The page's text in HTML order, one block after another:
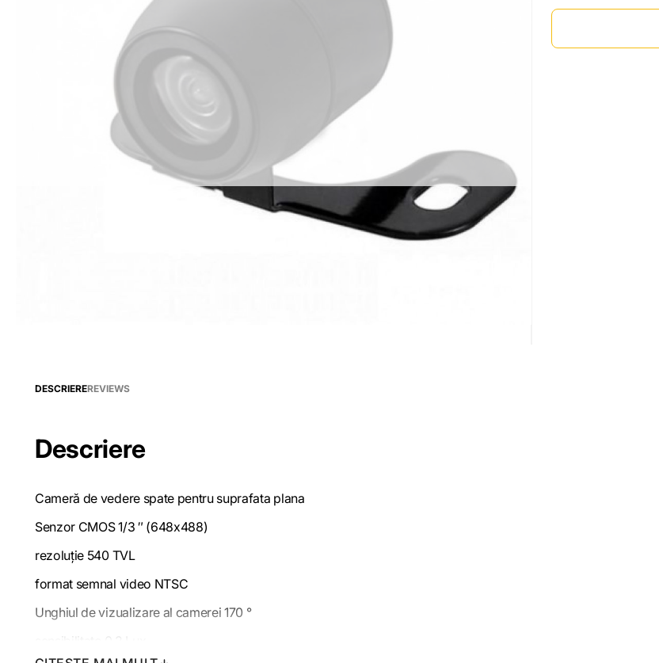
DESCRIEREREVIEWS
Descriere
Cameră de vedere spate pentru suprafata plana
Senzor CMOS 1/3 ″ (648x488)
rezoluție 540 TVL
format semnal video NTSC
Unghiul de vizualizare al camerei 170 °